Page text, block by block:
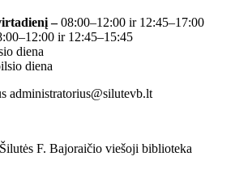
–08:00–12:00 ir 12:45–17:00
ir 12:45–15:45
diena
diena
administratorius@silutevb.lt
F. Bajoraičio viešoji biblioteka